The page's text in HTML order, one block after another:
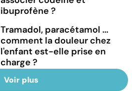
ibuprofène ?
Tramadol, paracétamol ...
comment la douleur chez
l'enfant est-elle prise en
charge ?
Voir plus